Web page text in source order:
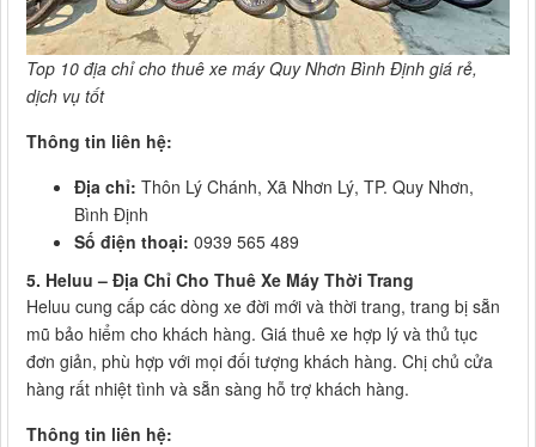
Top 10 địa chỉ cho thuê xe máy Quy Nhơn Bình Định giá rẻ,
dịch vụ tốt
Thông tin liên hệ:
Địa chỉ: Thôn Lý Chánh, Xã Nhơn Lý, TP. Quy Nhơn,
Bình Định
Số điện thoại: 0939 565 489
5. Heluu – Địa Chỉ Cho Thuê Xe Máy Thời Trang
Heluu cung cấp các dòng xe đời mới và thời trang, trang bị sẵn
mũ bảo hiểm cho khách hàng. Giá thuê xe hợp lý và thủ tục
đơn giản, phù hợp với mọi đối tượng khách hàng. Chị chủ cửa
hàng rất nhiệt tình và sẵn sàng hỗ trợ khách hàng.
Thông tin liên hệ: